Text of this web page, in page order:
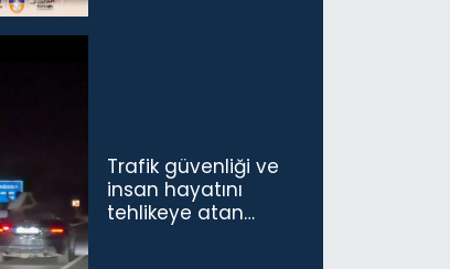
Trafik güvenliği ve
insan hayatını
tehlikeye atan